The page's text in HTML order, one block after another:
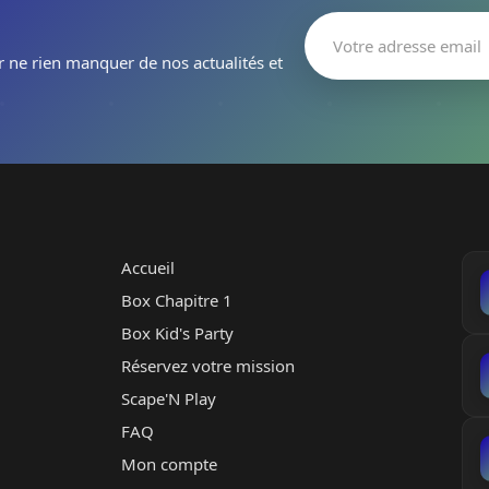
rien manquer de nos actualités et
Accueil
Box Chapitre 1
Box Kid's Party
Réservez votre mission
Scape'N Play
FAQ
Mon compte